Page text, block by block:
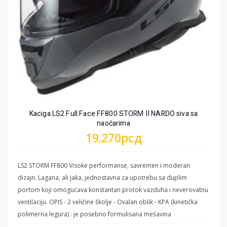
spoljašnje školjke kacige. - Metalna Sigurnosna Pločica : Metalni
trougao sa spoljne strane kacige pričvršćuje kaiševe na školjku,
radi dodatne sigurnosti. - Reflektivna Traka : Da bi se povećala
sigurnost vozača noću ili u uslovima slabe vidljivosti, zaštita za vrat
ima traku koja reflektuje svetlost. - Multi EPS Slojevi : Ekspandirani
polistiren različitih debljina smanjuje pritisak na teme glave.
VENTILACIONI SISTEM - Izduvni Kanal - Donja Ventilacija -Gornja
Ventilacija
Kaciga LS2 Full Face FF800 STORM II NARDO siva sa
naočarima
19.270рсд
LS2 STORM FF800 Visoke performanse, savremen i moderan
dizajn. Lagana, ali jaka, jednostavna za upotrebu sa duplim
portom koji omogućava konstantan protok vazduha i neverovatnu
ventilaciju. OPIS - 2 veličine školje - Ovalan oblik - KPA (kinetička
polimerna legura) : je posebno formulisana mešavina